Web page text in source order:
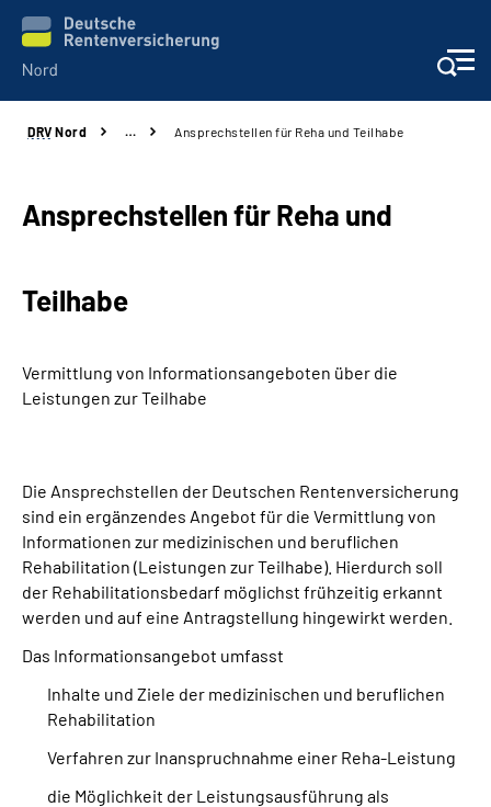
Aktuelles
Services
Karriere
Online-Services
Inhalte in Gebärdensprache (DGS)
Leichte Sprache
Suche
DRV Nord … Ansprechstellen für Reha und Teilhabe
Ansprechstellen für Reha und
Teilhabe
Vermittlung von Informationsangeboten über die
Leistungen zur Teilhabe
Die Ansprechstellen der Deutschen Rentenversicherung
sind ein ergänzendes Angebot für die Vermittlung von
Informationen zur medizinischen und beruflichen
Rehabilitation (Leistungen zur Teilhabe). Hierdurch soll
der Rehabilitationsbedarf möglichst frühzeitig erkannt
werden und auf eine Antragstellung hingewirkt werden.
Das Informationsangebot umfasst
Inhalte und Ziele der medizinischen und beruflichen
Rehabilitation
Verfahren zur Inanspruchnahme einer Reha-Leistung
die Möglichkeit der Leistungsausführung als